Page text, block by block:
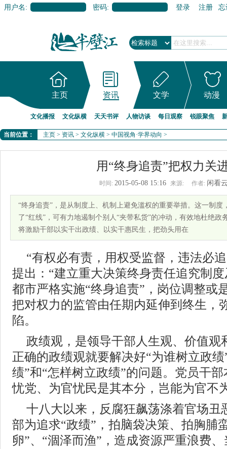
用户名: 密码: 登录 注册 忘
主页 资讯 文学 动漫
文化播报 文化纵横 天天书评 人物访谈 每日观察 锐眼聚焦
当前位置： 主页 > 资讯 > 文化纵横 > 中国视角·学界动向 >
用“终身追责”把权力关
时间: 2015-05-08 15:16 来源: 作者: 闲看
“终身追责”，是从制度上、机制上避免滥权的重要举措。这一制度
了“红线”，可有力地遏制个别人“夹带私货”的冲动，有效地杜绝政
将激励干部以实干出政绩、以实干惠民生，把劲头用在
“有权必有责，用权受监督，违法必
提出：“建立重大决策终身责任追究制
都市严格实施“终身追责”，岗位调整或
把对权力的监管由任期内延伸到终生，
陷。
政绩观，是领导干部人生观、价值观
正确的政绩观就要解决好“为谁树立政
绩”和“怎样树立政绩”的问题。党员干
忧党、为官忧民是其本分，岂能为官不
十八大以来，反腐狂飙荡涤着官场丑
部为追求“政绩”，拍脑袋决策、拍胸脯
卵”、“涸泽而渔”，造成资源严重浪费